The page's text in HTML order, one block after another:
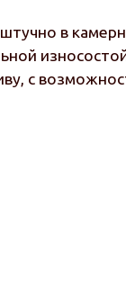
в
с